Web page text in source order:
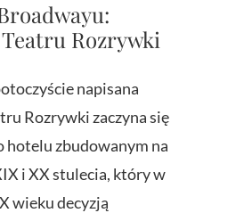
Rozrywki
napisana
Rozrywki zaczyna się
hotelu zbudowanym na
i XX stulecia, który w
wieku decyzją